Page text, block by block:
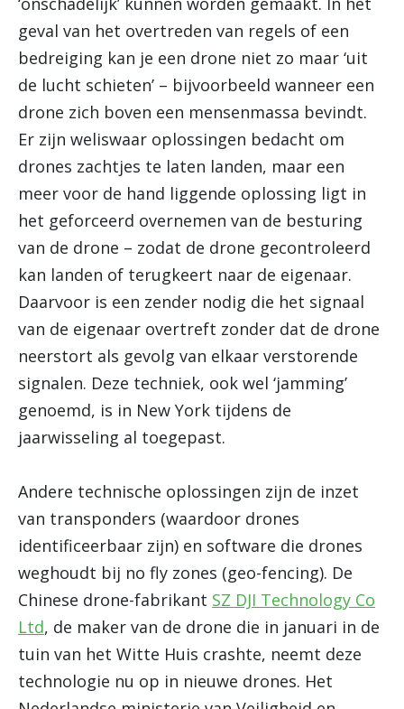
geval van het overtreden van regels of een
bedreiging kan je een drone niet zo maar ‘uit
de lucht schieten’ – bijvoorbeeld wanneer een
drone zich boven een mensenmassa bevindt.
Er zijn weliswaar oplossingen bedacht om
drones zachtjes te laten landen, maar een
meer voor de hand liggende oplossing ligt in
het geforceerd overnemen van de besturing
van de drone – zodat de drone gecontroleerd
kan landen of terugkeert naar de eigenaar.
Daarvoor is een zender nodig die het signaal
van de eigenaar overtreft zonder dat de drone
neerstort als gevolg van elkaar verstorende
signalen. Deze techniek, ook wel ‘jamming’
genoemd, is in New York tijdens de
jaarwisseling al toegepast.
Andere technische oplossingen zijn de inzet
van transponders (waardoor drones
identificeerbaar zijn) en software die drones
weghoudt bij no fly zones (geo-fencing). De
Chinese drone-fabrikant SZ DJI Technology Co
Ltd, de maker van de drone die in januari in de
tuin van het Witte Huis crashte, neemt deze
technologie nu op in nieuwe drones. Het